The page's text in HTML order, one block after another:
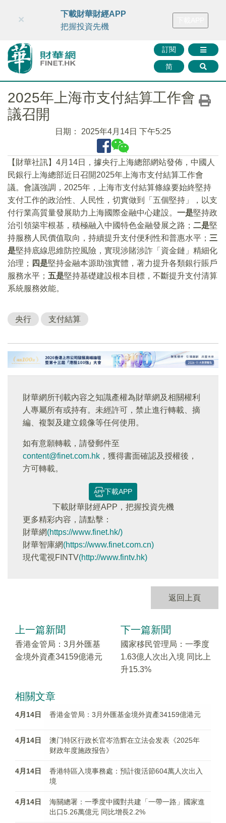
財華智庫網 FINTV FINMETA 財華證券 媒體矩陣
訂閱
简
×
下載財華財經APP
把握投資先機
2025年上海市支付結算工作會
議召開
日期： 2025年4月14日 下午5:25
【財華社訊】4月14日，據央行上海總部網站發佈，中國人
民銀行上海總部近日召開2025年上海市支付結算工作會
議。會議強調，2025年，上海市支付結算條線要始終堅持
支付工作的政治性、人民性，切實做到「五個堅持」，以支
付行業高質量發展助力上海國際金融中心建設。 一是堅持政
治引領築牢根基，積極融入中國特色金融發展之路； 二是堅
持服務人民價值取向，持續提升支付便利性和普惠水平； 三
是堅持底線思維防控風險，實現涉賭涉詐「資金鏈」精細化
治理； 四是堅持金融本源助強實體，著力提升各類銀行賬戶
服務水平； 五是堅持基礎建設根本目標，不斷提升支付清算
系統服務效能。
央行 支付結算
財華網所刊載內容之知識產權為財華網及相關權利
人專屬所有或持有。未經許可，禁止進行轉載、摘
編、複製及建立鏡像等任何使用。
如有意願轉載，請發郵件至
content@finet.com.hk ，獲得書面確認及授權後，
方可轉載。
下載APP
下載財華財經APP，把握投資先機
更多精彩内容，請點擊：
財華網(https://www.finet.hk/)
財華智庫網(https://www.finet.com.cn)
現代電視FINTV(http://www.fintv.hk)
返回上頁
上一篇新聞
香港金管局：3月外匯基
金境外資產34159億港元
下一篇新聞
國家移民管理局：一季度
1.63億人次出入境 同比上
升15.3%
相關文章
4月14日 香港金管局：3月外匯基金境外資產34159億港元
4月14日
澳门特区行政长官岑浩辉在立法会发表《2025年
财政年度施政报告》
4月14日
香港特區入境事務處：預計復活節604萬人次出入
境
4月14日
海關總署：一季度中國對共建「一帶一路」國家進
出口5.26萬億元 同比增長2.2%